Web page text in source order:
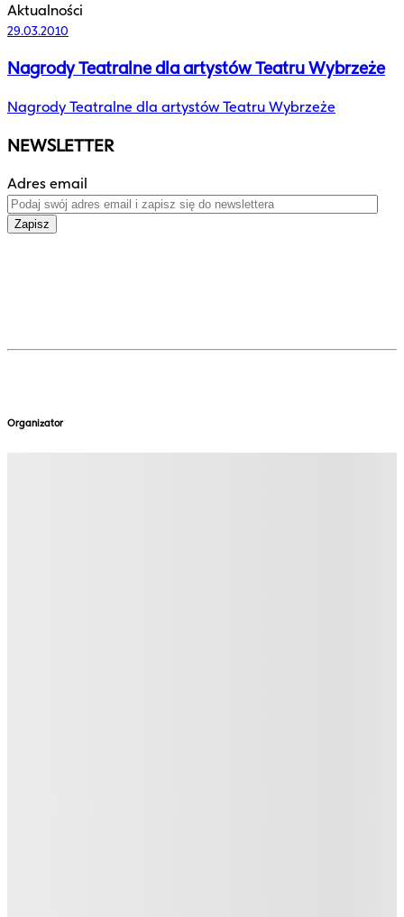
Aktualności
29.03.2010
Nagrody Teatralne dla artystów Teatru Wybrzeże
Nagrody Teatralne dla artystów Teatru Wybrzeże
NEWSLETTER
Adres email
Zapisz
Organizator